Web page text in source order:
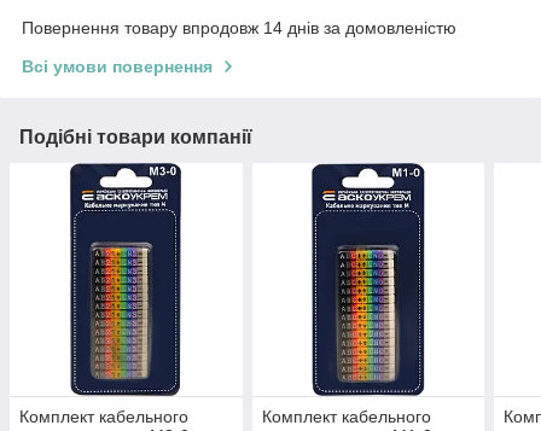
Повернення товару впродовж 14 днів за домовленістю
Всі умови повернення
Подібні товари компанії
Комплект кабельного
Комплект кабельного